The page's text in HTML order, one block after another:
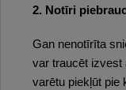
2. Notīri
Gan nenotīrīta
var traucēt izvest
varētu piekļūt pie